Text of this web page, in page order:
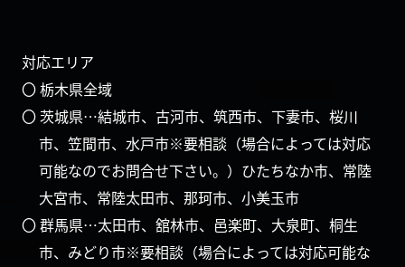
対応エリア
〇 栃木県全域
〇 茨城県…結城市、古河市、筑西市、下妻市、桜川
市、笠間市、水戸市※要相談（場合によっては対応
可能なのでお問合せ下さい。）ひたちなか市、常陸
大宮市、常陸太田市、那珂市、小美玉市
〇 群馬県…太田市、舘林市、邑楽町、大泉町、桐生
市、みどり市※要相談（場合によっては対応可能な